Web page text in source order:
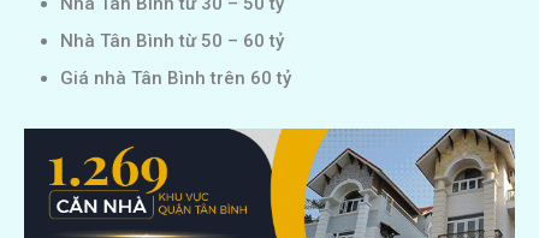
Nhà Tân Bình từ 50 – 60 tỷ
Giá nhà Tân Bình trên 60 tỷ